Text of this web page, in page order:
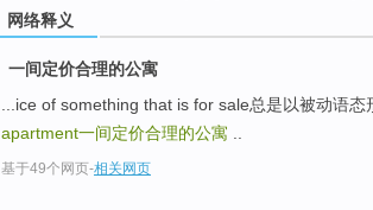
网络释义
一间定价合理的公寓
...ice of something that is for sale总是以被动语
apartment一间定价合理的公寓
基于49个网页-相关网页